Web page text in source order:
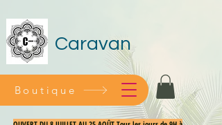
Caravan
Boutique